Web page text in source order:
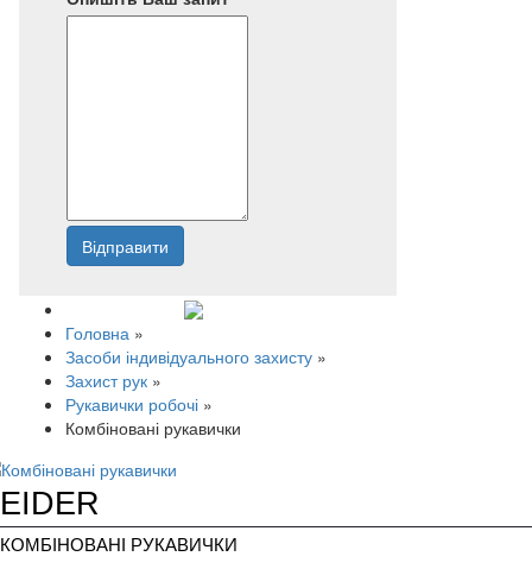
Відправити
Головна »
Засоби індивідуального захисту »
Захист рук »
Рукавички робочі »
Комбіновані рукавички
EIDER
КОМБІНОВАНІ РУКАВИЧКИ